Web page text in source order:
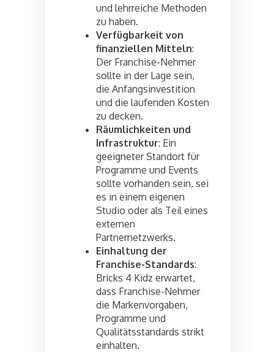
und lehrreiche Methoden
zu haben.
Verfügbarkeit von
finanziellen Mitteln:
Der Franchise-Nehmer
sollte in der Lage sein,
die Anfangsinvestition
und die laufenden Kosten
zu decken.
Räumlichkeiten und
Infrastruktur: Ein
geeigneter Standort für
Programme und Events
sollte vorhanden sein, sei
es in einem eigenen
Studio oder als Teil eines
externen
Partnernetzwerks.
Einhaltung der
Franchise-Standards:
Bricks 4 Kidz erwartet,
dass Franchise-Nehmer
die Markenvorgaben,
Programme und
Qualitätsstandards strikt
einhalten.